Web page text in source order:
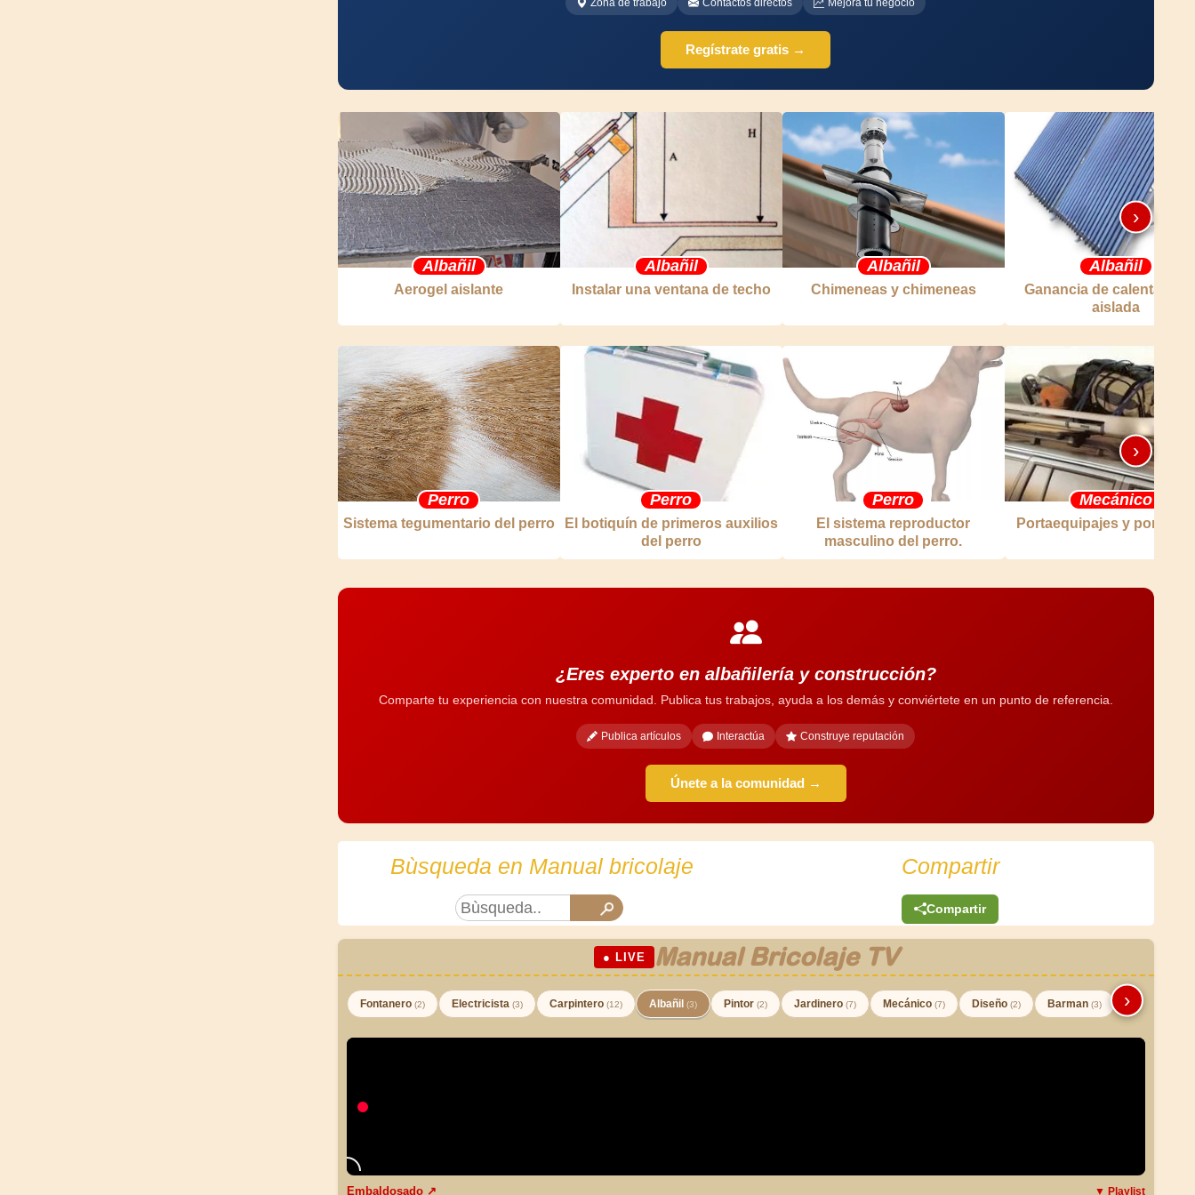
Zona de trabajo Contactos directos Mejora tu negocio
Regístrate gratis →
Albañil
Aerogel aislante
Albañil
Instalar una ventana de techo
Albañil
Chimeneas y chimeneas
Albañil
Ganancia de
aislada
›
Perro
Sistema tegumentario del perro
Perro
El botiquín de primeros auxilios
del perro
Perro
El sistema reproductor
masculino del perro.
Mecánico
Portaequipajes y
›
¿Eres experto en albañilería y construcción?
Comparte tu experiencia con nuestra comunidad. Publica tus trabajos, ayuda a los demás y conviértete en un punto de referencia.
Publica artículos Interactúa Construye reputación
Únete a la comunidad →
Bùsqueda en Manual bricolaje Compartir
Compartir
● LIVE Manual Bricolaje TV
Fontanero (2) Electricista (3) Carpintero (12) Albañil (3) Pintor (2) Jardinero (7) Mecánico (7) Diseño (2) Barman (3) ›
Embaldosado ↗ ▼ Playlist